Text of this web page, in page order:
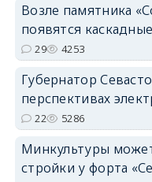
Возле памятника
появятся
29 4253
Губернатор
перспективах
22 5286
Минкультуры
стройки у форта